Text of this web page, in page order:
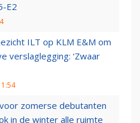
E2
ILT op KLM E&M om
verslaglegging: ‘Zwaar
zomerse debutanten
in de winter alle ruimte